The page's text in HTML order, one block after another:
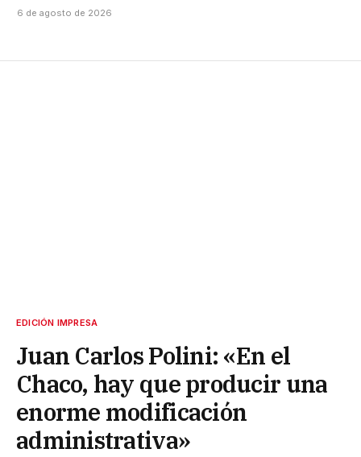
6 de agosto de 2026
EDICIÓN IMPRESA
Juan Carlos Polini: «En el
Chaco, hay que producir una
enorme modificación
administrativa»